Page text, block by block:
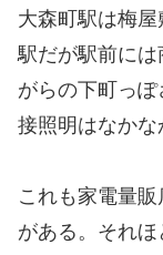
大森町駅は梅
駅だが駅前に
がらの下町っ
接照明はなかな
これも家電量
がある。それ